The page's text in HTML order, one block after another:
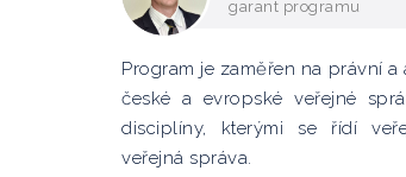
garant programu
Program je zaměřen na právní a
české a evropské veřejné
disciplíny, kterými se řídí
veřejná správa.